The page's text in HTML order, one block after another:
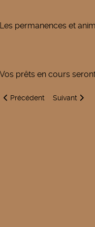
Les permanences et
Vos prêts en cours
Article précédent : Horaires
Précédent Article
Suivant